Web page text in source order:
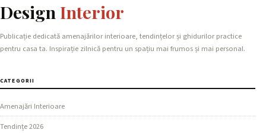
Design Interior
Publicație dedicată amenajărilor interioare, tendințelor și ghidurilor practice
pentru casa ta. Inspirație zilnică pentru un spațiu mai frumos și mai personal.
CATEGORII
Amenajări Interioare
Tendințe 2026